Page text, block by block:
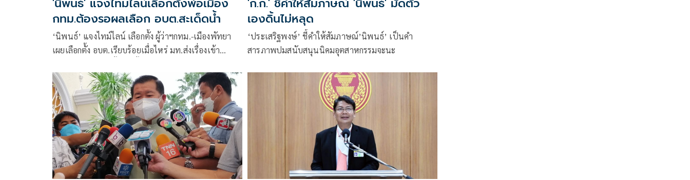
กทม.ต้องรอผลเลือก อบต.สะเด็ดน้ำ
‘นิพนธ์’ แจงไทม์ไลน์ เลือกตั้ง ผู้ว่าฯกทม.-เมืองพัทยา
เผยเลือกตั้ง อบต.เรียบร้อยเมื่อไหร่ มท.ส่งเรื่องเข้า
เองดิ้นไม่หลุด
‘ประเสริฐพงษ์’ ชี้คำให้สัมภาษณ์’นิพนธ์’ เป็นคำ
สารภาพปมสนับสนุนนิคมอุตสาหกรรมจะนะ